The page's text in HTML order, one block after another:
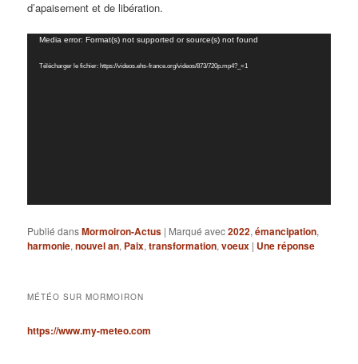
d’apaisement et de libération.
Lecteur
Media error: Format(s) not supported or source(s) not found
Télécharger le fichier: https://videos.ehs-france.org/videos/873/720p.mp4?_=1
Publié dansMormoiron-Actus | Marqué avec2022,émancipation,
harmonie,nouvel an, Paix,transformation,voeux | Uneréponse
MÉTÉO SUR MORMOIRON
https://www.my-meteo.com